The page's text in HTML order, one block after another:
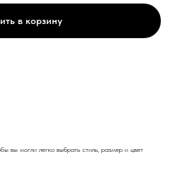
в корзину
вы могли легко выбрать стиль, размер и цвет